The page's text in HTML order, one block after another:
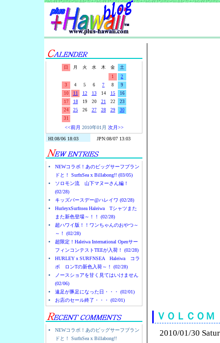
日 月 火 水 木 金
土
1
2
3
4 5 6 7 8
9
10
11 12 13 14 15
16
17
18 19 20 21 22
23
24
25 26 27 28 29
30
31
<<前月 2010年01月 次月>>
NEWコラボ！あのビッグサーフブラン
ドと！ SurfnSea x Billabong!! (03/05)
ソロモン流 山下マヌーさん編！
(02/28)
キッズバースデー@ハレイワ (02/28)
HurleyxSurfnsea Haleiwa Tシャツまた
また新色登場～！！ (02/28)
超ハワイ版！！ワンちゃんのおやつ～
～！ (02/28)
超限定！Haleiwa International Openサー
フィンコンテストTEEが入荷！ (02/28)
HURLEYｘSURFNSEA Haleiwa コラ
ボ ロンTの新色入荷～！ (02/28)
ノースショアを甘く見てはいけません
(02/06)
遠足が豚足になった日・・・ (02/01)
お店のセール終了・・・ (02/01)
NEWコラボ！あのビッグサーフブラン
ドと！ SurfnSea x Billabong!!
ＶＯＬＣＯ
2010/01/30